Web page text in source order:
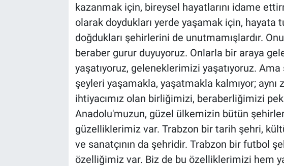
kazanmak için, bireysel hayatlarını idame
olarak doydukları yerde yaşamak için,
doğdukları şehirlerini de unutmamışlardır.
beraber gurur duyuyoruz. Onlarla bir araya
yaşatıyoruz, geleneklerimizi yaşatıyoruz.
şeyleri yaşamakla, yaşatmakla kalmıyor;
ihtiyacımız olan birliğimizi, beraberliğimizi
Anadolu'muzun, güzel ülkemizin bütün
güzelliklerimiz var. Trabzon bir tarih şehri,
ve sanatçının da şehridir. Trabzon bir futbol
özelliğimiz var. Biz de bu özelliklerimizi hem